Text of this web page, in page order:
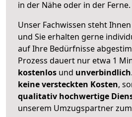
in der Nähe oder in der Ferne.
Unser Fachwissen steht
und Sie erhalten gerne
auf Ihre Bedürfnisse
Prozess dauert nur etwa 1
kostenlos und unverbindlich
keine versteckten Kosten,
qualitativ hochwertige
unserem Umzugspartner